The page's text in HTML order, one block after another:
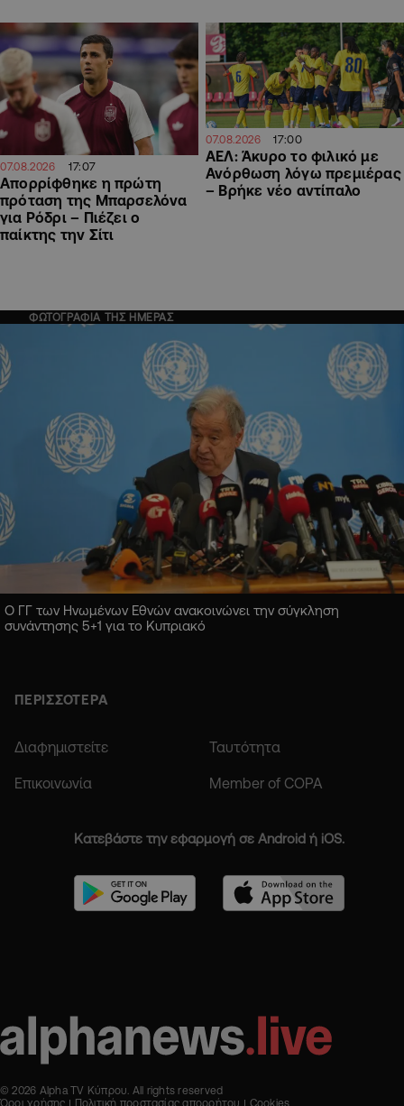
07.08.2026 17:07
Απορρίφθηκε η πρώτη
πρόταση της Μπαρσελόνα
για Ρόδρι – Πιέζει ο
παίκτης την Σίτι
07.08.2026 17:00
ΑΕΛ: Άκυρο το φιλικό με
Ανόρθωση λόγω πρεμιέρας
– Βρήκε νέο αντίπαλο
ΦΩΤΟΓΡΑΦΙΑ ΤΗΣ ΗΜΕΡΑΣ
Ο ΓΓ των Ηνωμένων Εθνών ανακοινώνει την σύγκληση
συνάντησης 5+1 για το Κυπριακό
ΠΕΡΙΣΣΟΤΕΡΑ
Διαφημιστείτε Ταυτότητα
Επικοινωνία Member of COPA
Κατεβάστε την εφαρμογή σε Android ή iOS.
© 2026 Alpha TV Κύπρου. All rights reserved
Όροι χρήσης
Πολιτική προστασίας απορρήτου Cookies